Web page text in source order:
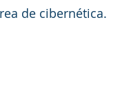
de cibernética.